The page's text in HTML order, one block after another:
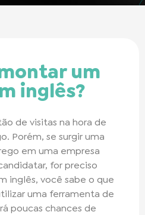
um
inglês?
de visitas na hora de
Porém, se surgir uma
em uma empresa
for preciso
inglês, você sabe o que
uma ferramenta de
poucas chances de